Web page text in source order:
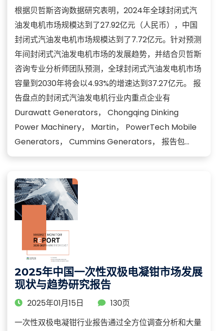
根据贝哲斯咨询数据研究表明，2024年全球封闭式汽
油发电机市场规模达到了27.92亿元（人民币），中国
封闭式汽油发电机市场规模达到了7.72亿元。针对预测
年间封闭式汽油发电机市场的发展趋势，并结合贝哲斯
咨询专业分析师团队预测，全球封闭式汽油发电机市场
容量到2030年将会以4.93%的增速达到37.27亿元。 报
告盘点的封闭式汽油发电机行业内重点企业有
Durawatt Generators， Chongqing Dinking
Power Machinery， Martin， PowerTech Mobile
Generators， Cummins Generators， 报告包...
2025年中国一次性双极电凝钳市场发展
现状与趋势研究报告
2025年01月15日
130页
一次性双极电凝钳行业报告通过全方位调查分析和大量